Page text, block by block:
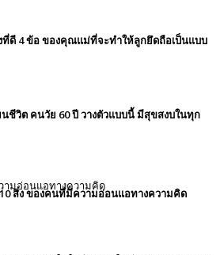
ที่ดี 4 ข้อ ของคุณแม่ที่จะทำให้ลูกยึดถือเป็นแบบ
นชีวิต คนวัย 60 ปี วางตัวแบบนี้ มีสุขสงบในทุก
สิ่ง ของคนที่มีความอ่อนแอทางความคิด